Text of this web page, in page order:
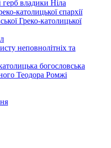
владики Ніла
католицької єпархії
Греко-католицької
неповнолітніх та
богословська
Теодора Ромжі